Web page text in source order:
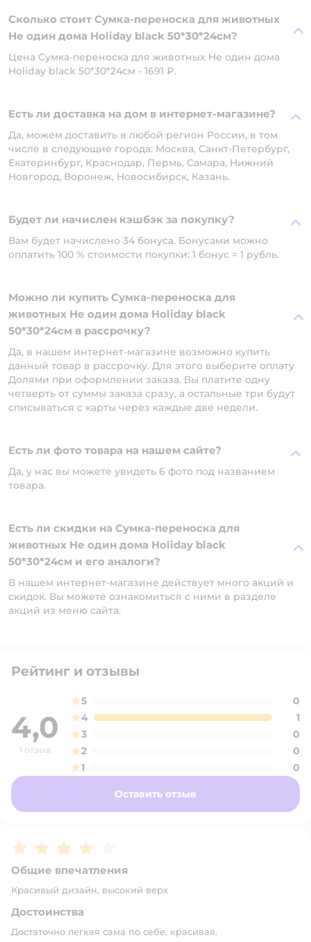
Сколько стоит Сумка-переноска для животных
Не один дома Holiday black 50*30*24см?
Цена Сумка-переноска для животных Не один дома
Holiday black 50*30*24см - 1691 ₽.
Есть ли доставка на дом в интернет-магазине?
Да, можем доставить в любой регион России, в том
числе в следующие города: Москва, Санкт-Петербург,
Екатеринбург, Краснодар, Пермь, Самара, Нижний
Новгород, Воронеж, Новосибирск, Казань.
Будет ли начислен кэшбэк за покупку?
Вам будет начислено 34 бонуса. Бонусами можно
оплатить 100 % стоимости покупки: 1 бонус = 1 рубль.
Можно ли купить Сумка-переноска для
животных Не один дома Holiday black
50*30*24см в рассрочку?
Да, в нашем интернет-магазине возможно купить
данный товар в рассрочку. Для этого выберите оплату
Долями при оформлении заказа. Вы платите одну
четверть от суммы заказа сразу, а остальные три будут
списываться с карты через каждые две недели.
Есть ли фото товара на нашем сайте?
Да, у нас вы можете увидеть 6 фото под названием
товара.
Есть ли скидки на Сумка-переноска для
животных Не один дома Holiday black
50*30*24см и его аналоги?
В нашем интернет-магазине действует много акций и
скидок. Вы можете ознакомиться с ними в разделе
акций из меню сайта.
Рейтинг и отзывы
4,0
1 отзыв
5
0
4
1
3
0
2
0
1
0
Оставить отзыв
Рейтинг:4
Общие впечатления
Красивый дизайн, высокий верх
Достоинства
Достаточно легкая сама по себе, красивая.